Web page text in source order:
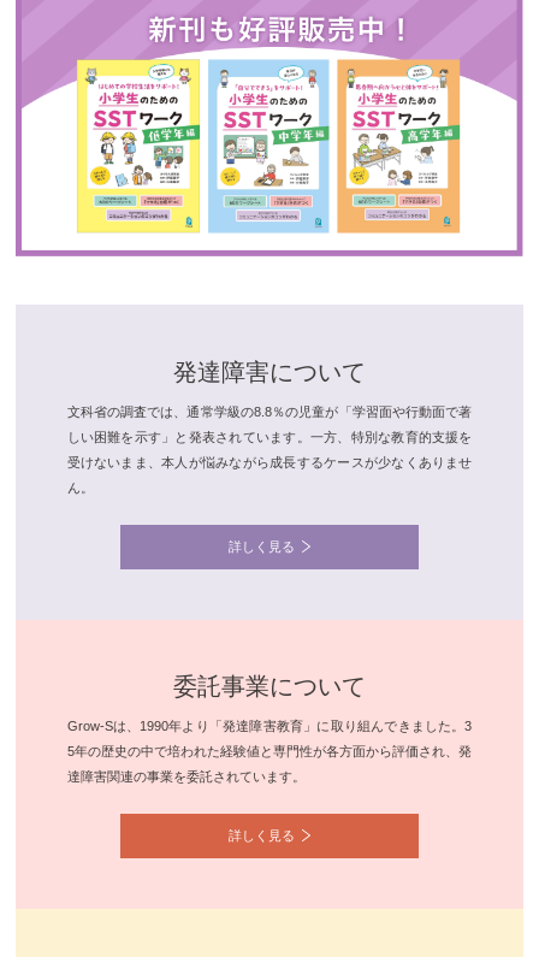
発達障害について
文科省の調査では、通常学級の8.8％の児童が「学習面や行動面で著
しい困難を示す」と発表されています。一方、特別な教育的支援を
受けないまま、本人が悩みながら成長するケースが少なくありませ
ん。
詳しく見る
委託事業について
Grow-Sは、1990年より「発達障害教育」に取り組んできました。3
5年の歴史の中で培われた経験値と専門性が各方面から評価され、発
達障害関連の事業を委託されています。
詳しく見る